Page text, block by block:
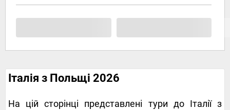
Італія з Польщі 2026
На цій сторінці представлені тури до Італії з